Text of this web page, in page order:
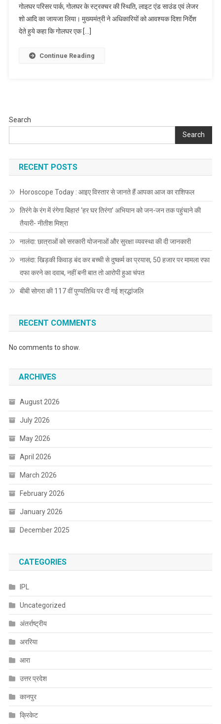
मुख्यमंत्री
ने
ऐतिहासिक
परिसर
जायजा,
दिये
निर्देश
गोलघर परिसर पार्क, गोलघर के स्ट्रक्चर की स्थिति, लाइट एंड साउंड एवं लेजर
शो आदि का जायजा लिया। मुख्यमंत्री ने अधिकारियों को आवश्यक दिशा निर्देश
देते हुये कहा कि गोलघर एक […]
Continue Reading
Search
Search
RECENT POSTS
Horoscope Today : आइए विस्तार से जानते हैं आपका आज का राशिफल
तिरंगे के रंग में रंगेगा बिहार! ‘हर घर तिरंगा’ अभियान को जन-जन तक पहुंचाने की
तैयारी- नीतीश मिश्रा
नालंदा: छात्राओं को सरकारी योजनाओं और सुरक्षा व्यवस्था की दी जानकारी
नालंदा: खिड़की किवाड़ बंद कर बच्ची से दुष्कर्म का प्रयास, 50 हजार पर मामला रफा
दफा करने का दवाब, नहीं बनी बात तो आरोपी हुआ चंपत
बीबी सोगरा की 117 वीं पुण्यतिथि पर दी गई श्रद्धांजलि
RECENT COMMENTS
No comments to show.
ARCHIVES
August 2026
July 2026
May 2026
April 2026
March 2026
February 2026
January 2026
December 2025
CATEGORIES
IPL
Uncategorized
अंतर्राष्ट्रीय
अररिया
आरा
उत्तर प्रदेश
कानपुर
क्रिकेट